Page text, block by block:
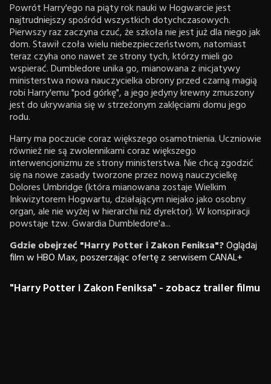
Powrót Harry'ego na piąty rok nauki w Hogwarcie jest
najtrudniejszy spośród wszystkich dotychczasowych.
Pierwszy raz zaczyna czuć, że szkoła nie jest już dla niego jak
dom. Stawił czoła wielu niebezpieczeństwom, natomiast
teraz czyha ono nawet ze strony tych, którzy mieli go
wspierać. Dumbledore unika go, mianowana z inicjatywy
ministerstwa nowa nauczycielka obrony przed czarną magią
robi Harry'emu "pod górkę", a jego jedyny krewny zmuszony
jest do ukrywania się w strzeżonym zaklęciami domu jego
rodu.
Harry ma poczucie coraz większego osamotnienia. Uczniowie
również nie są zwolennikami coraz większego
interwencjonizmu ze strony ministerstwa. Nie chcą zgodzić
się na nowe zasady tworzone przez nową nauczycielkę
Dolores Umbridge (która mianowana zostaje Wielkim
Inkwizytorem Hogwartu, działającym niejako jako osobny
organ, ale nie wyżej w hierarchii niż dyrektor). W konspiracji
powstaje tzw. Gwardia Dumbledore'a...
Gdzie obejrzeć "Harry Potter i Zakon Feniksa"?Oglądaj
film w HBO Max, poszerzając ofertę z serwisem CANAL+
"Harry Potter i Zakon Feniksa" - zobacz trailer filmu